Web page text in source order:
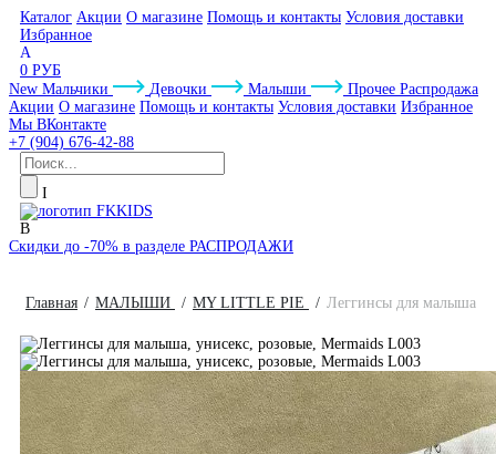
Каталог Акции О магазине Помощь и контакты Условия доставки
Избранное
0 РУБ
New Мальчики Девочки Малыши Прочее Распродажа
Акции О магазине Помощь и контакты Условия доставки Избранное
Мы ВКонтакте
+7 (904) 676-42-88
Скидки до -70% в разделе РАСПРОДАЖИ
Главная МАЛЫШИ MY LITTLE PIE Леггинсы для малыша,